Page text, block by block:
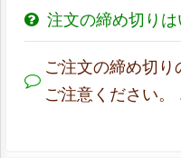
注文の締め切りは
ご注文の締め切り
ご注意ください。